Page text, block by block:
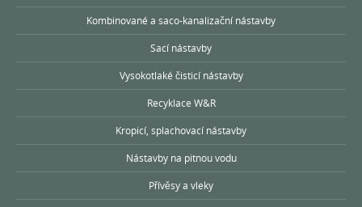
Kombinované a saco-kanalizační nástavby
Sací nástavby
Vysokotlaké čisticí nástavby
Recyklace W&R
Kropicí, splachovací nástavby
Nástavby na pitnou vodu
Přívěsy a vleky